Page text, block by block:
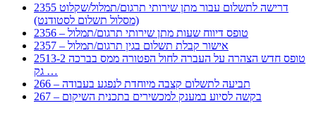
2355 דרישה לתשלום עבור מתן שירותי תרגום/תמלול/שקלוט
(מסלול תשלום לסטודנט)
2356 – טופס דיווח שעות מתן שירותי תרגום/תמלול
2357 – אישור קבלת תשלום בגין תרגום/תמלול
2513-2 טופס חדש הצהרה על העברה לחול הפטורה ממס בברכה
גק …
266 – תביעה לתשלום קצבה מיוחדת לנפגע בעבודה
267 – בקשה לסיוע במענק למכשירים בתכנית השיקום